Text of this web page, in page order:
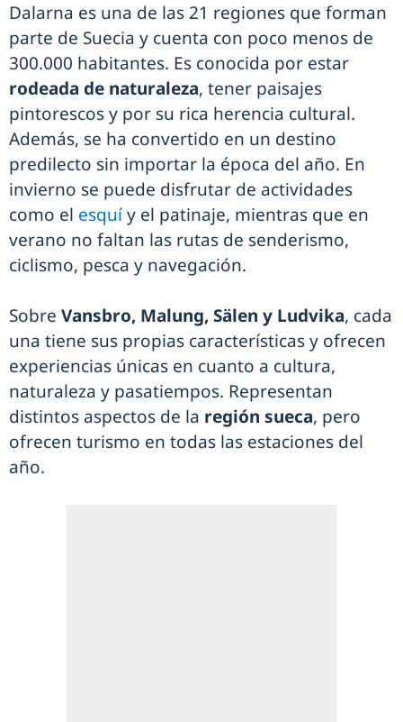
Dalarna es una de las 21 regiones que forman
parte de Suecia y cuenta con poco menos de
300.000 habitantes. Es conocida por estar
rodeada de naturaleza, tener paisajes
pintorescos y por su rica herencia cultural.
Además, se ha convertido en un destino
predilecto sin importar la época del año. En
invierno se puede disfrutar de actividades
como el esquíy el patinaje, mientras que en
verano no faltan las rutas de senderismo,
ciclismo, pesca y navegación.
Sobre Vansbro, Malung, Sälen y Ludvika, cada
una tiene sus propias características y ofrecen
experiencias únicas en cuanto a cultura,
naturaleza y pasatiempos. Representan
distintos aspectos de la región sueca, pero
ofrecen turismo en todas las estaciones del
año.